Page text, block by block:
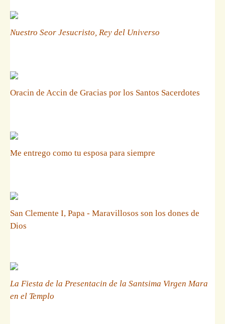
Nuestro Seor Jesucristo, Rey del Universo
Oracin de Accin de Gracias por los Santos Sacerdotes
Me entrego como tu esposa para siempre
San Clemente I, Papa - Maravillosos son los dones de
Dios
La Fiesta de la Presentacin de la Santsima Virgen Mara
en el Templo